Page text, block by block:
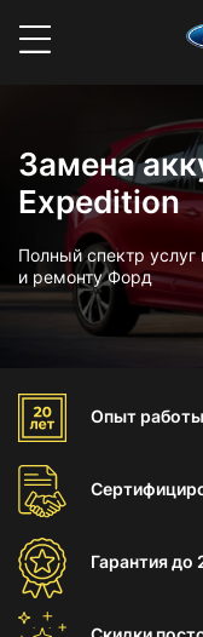
Замена
Expedition
Полный спектр
и ремонту Форд
Опыт работы
Гарантиядо